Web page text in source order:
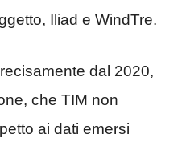
Iliad e WindTre.
dal 2020,
che TIM non
ai dati emersi